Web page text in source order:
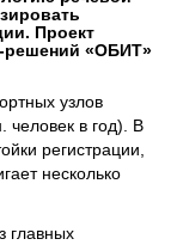
Проект
решений «ОБИТ»
узлов
человек в год). В
регистрации,
несколько
главных